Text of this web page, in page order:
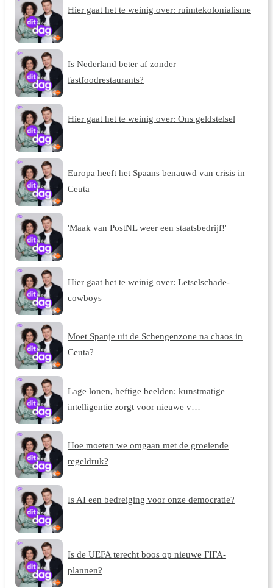
Hier gaat het te weinig over: ruimtekolonialisme
Is Nederland beter af zonder
fastfoodrestaurants?
Hier gaat het te weinig over: Ons geldstelsel
Europa heeft het Spaans benauwd van crisis in
Ceuta
'Maak van PostNL weer een staatsbedrijf!'
Hier gaat het te weinig over: Letselschade-
cowboys
Moet Spanje uit de Schengenzone na chaos in
Ceuta?
Lage lonen, heftige beelden: kunstmatige
intelligentie zorgt voor nieuwe v…
Hoe moeten we omgaan met de groeiende
regeldruk?
Is AI een bedreiging voor onze democratie?
Is de UEFA terecht boos op nieuwe FIFA-
plannen?